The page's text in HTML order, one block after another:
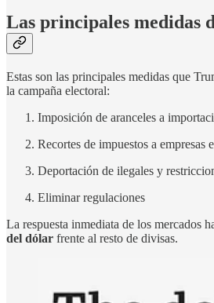
Las principales medidas
Estas son las principales medidas que
la campaña electoral:
Imposición de aranceles a
Recortes de impuestos a empresas
Deportación de ilegales y
Eliminar regulaciones
La respuesta inmediata de los mercados
del dólar frente al resto de divisas.